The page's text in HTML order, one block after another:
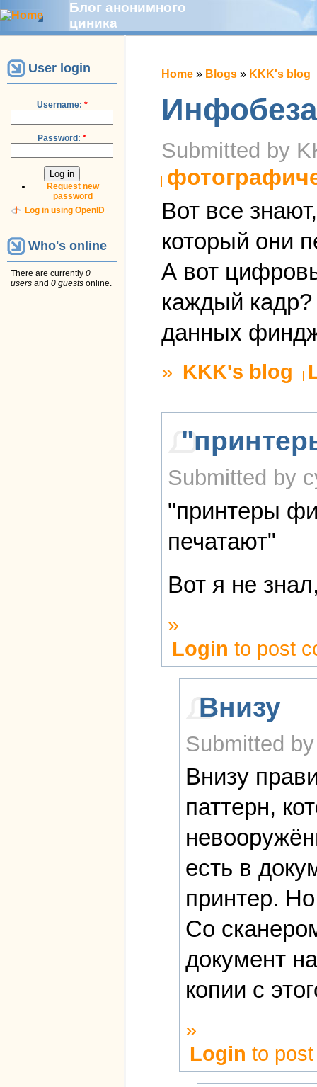
Блог анонимного
циника
User login
Username: *
Password: *
Request new
password
Log in using OpenID
Who's online
There are currently 0
users and 0 guests online.
Home » Blogs » KKK's blog
Submitted by
Вот все
который они
А вот
каждый
данных
» KKK's blog
Submitted by
"принтеры
печатают"
Вот я не
»
Login to post
Внизу
Submitted
Внизу
паттерн,
есть в
принтер.
Со
документ
копии с
»
Login to